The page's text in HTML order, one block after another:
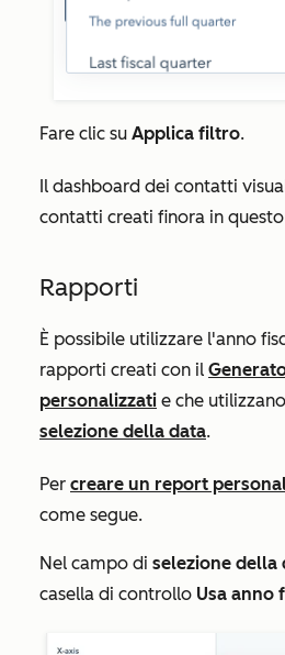
Fare clic su Applica filtro.
Il dashboard dei contatti
contatti creati finora in
Rapporti
È possibile utilizzare l'anno
rapporti creati con il
personalizzati e che
selezione della data.
Per creare un report
come segue.
Nel campo di selezione della
casella di controllo Usa anno